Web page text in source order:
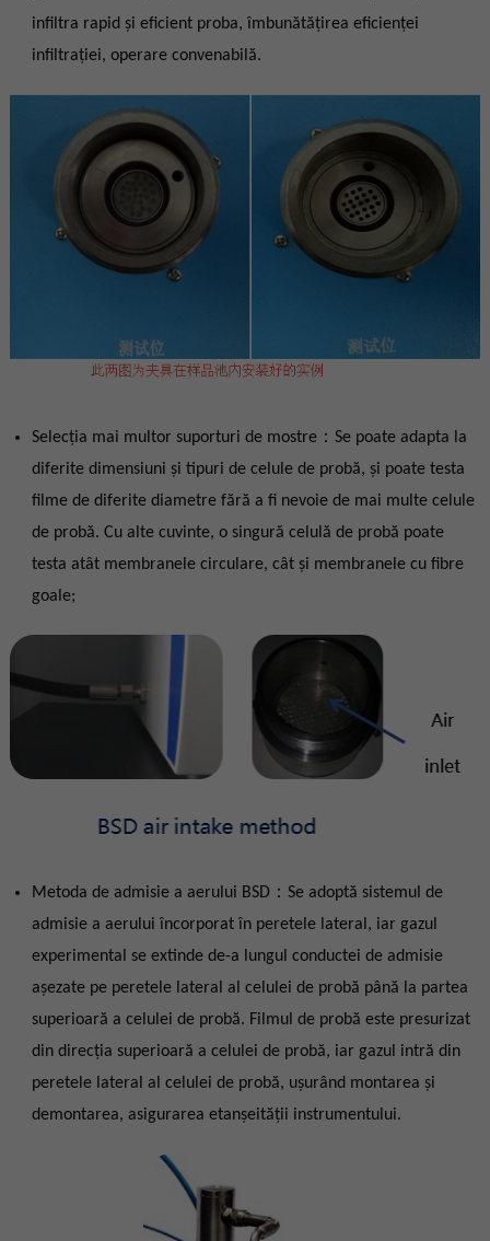
infiltra rapid și eficient proba, îmbunătățirea eficienței
infiltrației, operare convenabilă.
Selecția mai multor suporturi de mostre：Se poate adapta la
diferite dimensiuni și tipuri de celule de probă, și poate testa
filme de diferite diametre fără a fi nevoie de mai multe celule
de probă. Cu alte cuvinte, o singură celulă de probă poate
testa atât membranele circulare, cât și membranele cu fibre
goale;
Metoda de admisie a aerului BSD：Se adoptă sistemul de
admisie a aerului încorporat în peretele lateral, iar gazul
experimental se extinde de-a lungul conductei de admisie
așezate pe peretele lateral al celulei de probă până la partea
superioară a celulei de probă. Filmul de probă este presurizat
din direcția superioară a celulei de probă, iar gazul intră din
peretele lateral al celulei de probă, ușurând montarea și
demontarea, asigurarea etanşeităţii instrumentului.